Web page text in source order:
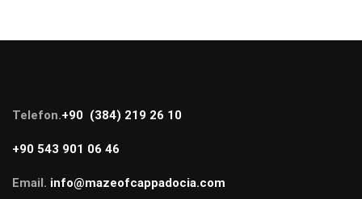
Telefon.+90 (384) 219 26 10
+90 543 901 06 46
Email. info@mazeofcappadocia.com